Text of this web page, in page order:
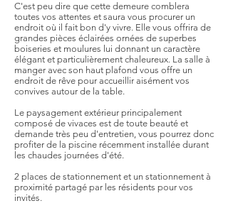
C'est peu dire que cette demeure comblera
toutes vos attentes et saura vous procurer un
endroit où il fait bon d'y vivre. Elle vous offrira de
grandes pièces éclairées ornées de superbes
boiseries et moulures lui donnant un caractère
élégant et particulièrement chaleureux. La salle à
manger avec son haut plafond vous offre un
endroit de rêve pour accueillir aisément vos
convives autour de la table.
Le paysagement extérieur principalement
composé de vivaces est de toute beauté et
demande très peu d'entretien, vous pourrez donc
profiter de la piscine récemment installée durant
les chaudes journées d'été.
2 places de stationnement et un stationnement à
proximité partagé par les résidents pour vos
invités.